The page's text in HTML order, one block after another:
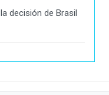
decisión de Brasil